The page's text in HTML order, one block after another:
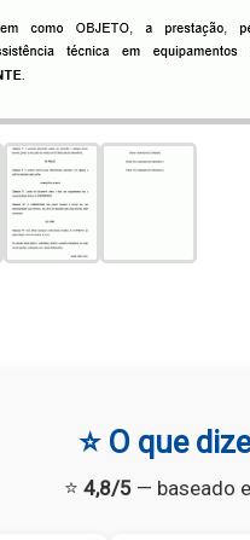
⭐ O que
⭐ 4,8/5— baseado